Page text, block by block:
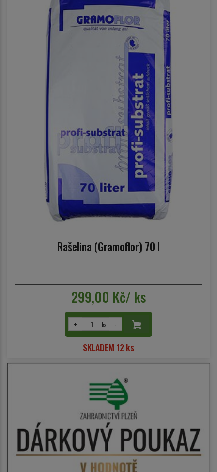
Rašelina (Gramoflor) 70 l
299,00 Kč/ ks
+ ks -
SKLADEM 12 ks